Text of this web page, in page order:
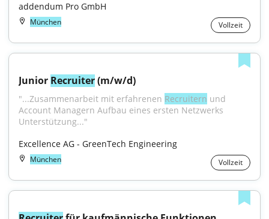
addendum Pro GmbH
München Vollzeit
Junior Recruiter (m/w/d)
"...Zusammenarbeit mit erfahrenen Recruitern und
Account Managern Aufbau eines ersten Netzwerks
Unterstützung..."
Excellence AG - GreenTech Engineering
München Vollzeit